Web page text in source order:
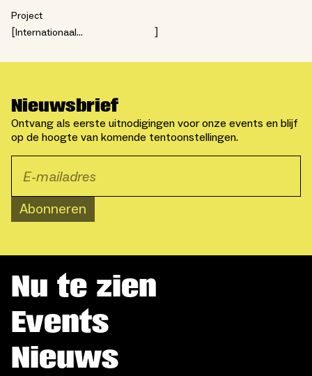
Project
Internationaal
Nieuwsbrief
Ontvang als eerste uitnodigingen voor onze events en blijf
op de hoogte van komende tentoonstellingen.
Abonneren
Nu te zien
Events
Nieuws